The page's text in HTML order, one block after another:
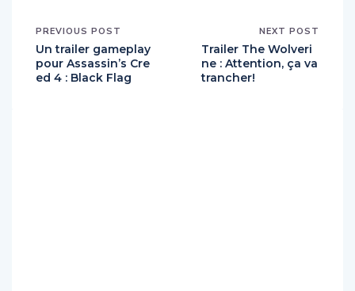
PREVIOUS POST
Un trailer gameplay
pour Assassin’s Cre
ed 4 : Black Flag
NEXT POST
Trailer The Wolveri
ne : Attention, ça va
trancher!